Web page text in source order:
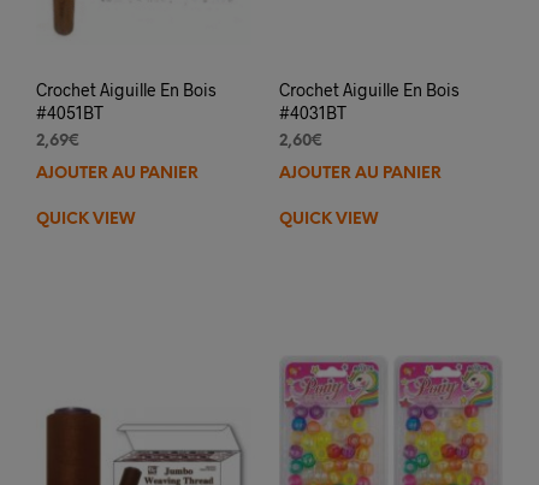
Crochet Aiguille En Bois
#4051BT
2,69€
AJOUTER AU PANIER
QUICK VIEW
Crochet Aiguille En Bois
#4031BT
2,60€
AJOUTER AU PANIER
QUICK VIEW